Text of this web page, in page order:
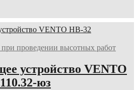
проведении высотных работ
устройство VENTO
юз